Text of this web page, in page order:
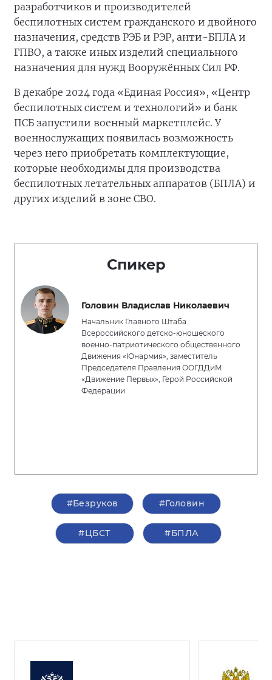
разработчиков и производителей
беспилотных систем гражданского и двойного
назначения, средств РЭБ и РЭР, анти-БПЛА и
ГПВО, а также иных изделий специального
назначения для нужд Вооружённых Сил РФ.
В декабре 2024 года «Единая Россия», «Центр
беспилотных систем и технологий» и банк
ПСБ запустили военный маркетплейс. У
военнослужащих появилась возможность
через него приобретать комплектующие,
которые необходимы для производства
беспилотных летательных аппаратов (БПЛА) и
других изделий в зоне СВО.
Спикер
Головин Владислав Николаевич
Начальник Главного Штаба
Всероссийского детско-юношеского
военно-патриотического общественного
Движения «Юнармия», заместитель
Председателя Правления ООГДДиМ
«Движение Первых», Герой Российской
Федерации
#Безруков #Головин
#ЦБСТ #БПЛА